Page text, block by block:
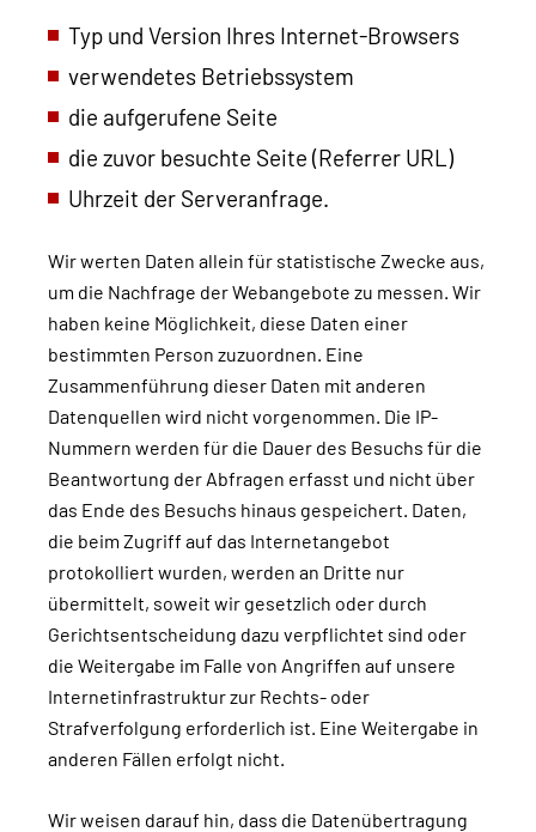
Typ und Version Ihres Internet-Browsers
verwendetes Betriebssystem
die aufgerufene Seite
die zuvor besuchte Seite (Referrer URL)
Uhrzeit der Serveranfrage.
Wir werten Daten allein für statistische Zwecke aus,
um die Nachfrage der Webangebote zu messen. Wir
haben keine Möglichkeit, diese Daten einer
bestimmten Person zuzuordnen. Eine
Zusammenführung dieser Daten mit anderen
Datenquellen wird nicht vorgenommen. Die IP-
Nummern werden für die Dauer des Besuchs für die
Beantwortung der Abfragen erfasst und nicht über
das Ende des Besuchs hinaus gespeichert. Daten,
die beim Zugriff auf das Internetangebot
protokolliert wurden, werden an Dritte nur
übermittelt, soweit wir gesetzlich oder durch
Gerichtsentscheidung dazu verpflichtet sind oder
die Weitergabe im Falle von Angriffen auf unsere
Internetinfrastruktur zur Rechts- oder
Strafverfolgung erforderlich ist. Eine Weitergabe in
anderen Fällen erfolgt nicht.
Wir weisen darauf hin, dass die Datenübertragung